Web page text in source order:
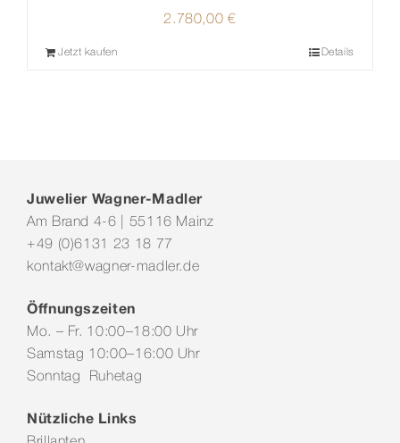
2.780,00€
Jetzt kaufen Details
Juwelier Wagner-Madler
Am Brand 4-6 | 55116 Mainz
+49 (0)6131 23 18 77
kontakt@wagner-madler.de
Öffnungszeiten
Mo. – Fr. 10:00–18:00 Uhr
Samstag 10:00–16:00 Uhr
Sonntag Ruhetag
Nützliche Links